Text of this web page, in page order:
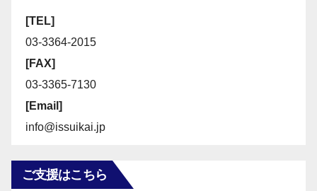
[TEL]
03-3364-2015
[FAX]
03-3365-7130
[Email]
info@issuikai.jp
ご支援はこちら